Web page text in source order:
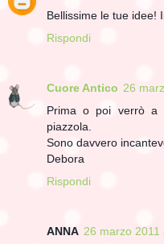
Bellissime le tue idee!
Rispondi
Cuore Antico 26
Prima o poi verrò a
piazzola.
Sono davvero
Debora
Rispondi
ANNA 26 marzo 2011